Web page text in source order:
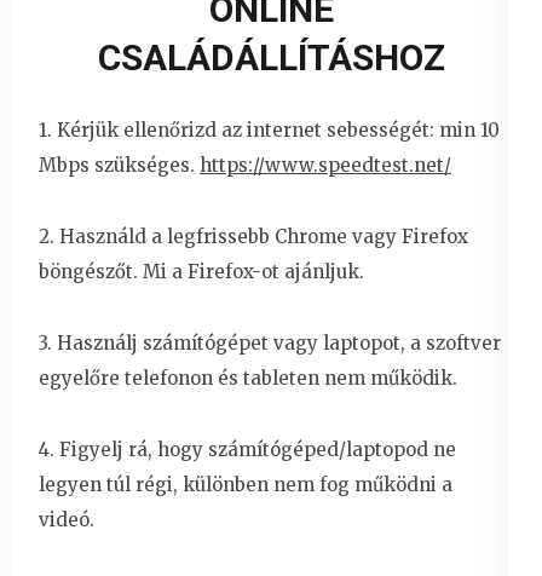
ONLINE
CSALÁDÁLLÍTÁSHOZ
1. Kérjük ellenőrizd az internet sebességét: min 10
Mbps szükséges. https://www.speedtest.net/
2. Használd a legfrissebb Chrome vagy Firefox
böngészőt. Mi a Firefox-ot ajánljuk.
3. Használj számítógépet vagy laptopot, a szoftver
egyelőre telefonon és tableten nem működik.
4. Figyelj rá, hogy számítógéped/laptopod ne
legyen túl régi, különben nem fog működni a
videó.